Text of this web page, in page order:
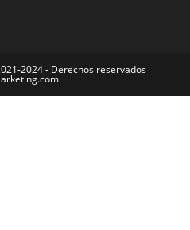
2024 - Derechos reservados